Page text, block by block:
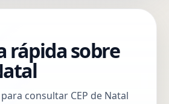
rápida sobre
consultar CEP de Natal